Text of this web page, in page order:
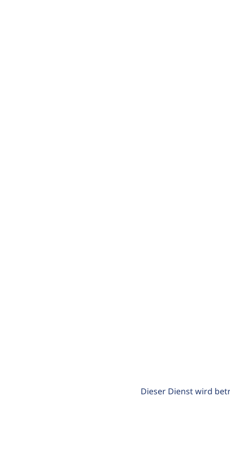
Dieser Dienst wird